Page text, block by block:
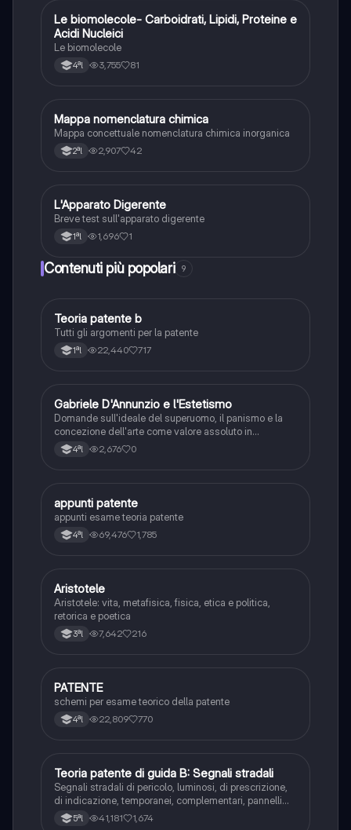
Scienze
Le biomolecole- Carboidrati, Lipidi, Proteine e
Acidi Nucleici
Le biomolecole
4ªl 3,755 81
Chimica
Mappa nomenclatura chimica
Mappa concettuale nomenclatura chimica inorganica
2ªl 2,907 42
LScienze
L'Apparato Digerente
Breve test sull'apparato digerente
1ªl 1,696 1
Contenuti più popolari 9
Altro
Teoria patente b
Tutti gli argomenti per la patente
1ªl 22,440 717
GItaliano
Gabriele D'Annunzio e l'Estetismo
Domande sull'ideale del superuomo, il panismo e la
concezione dell'arte come valore assoluto in
D'Annunzio.
4ªl 2,676 0
Altro
appunti patente
appunti esame teoria patente
4ªl 69,476 1,785
Filosofia
Aristotele
Aristotele: vita, metafisica, fisica, etica e politica,
retorica e poetica
3ªl 7,642 216
Altro
PATENTE
schemi per esame teorico della patente
4ªl 22,809 770
Ed. civ.
Teoria patente di guida B: Segnali stradali
Segnali stradali di pericolo, luminosi, di prescrizione,
di indicazione, temporanei, complementari, pannelli
integrativi, segnaletica orizzontale, segnalazioni
agenti del traffico, distanza di visibilità per l‘arresto,
5ªl 41,181 1,674